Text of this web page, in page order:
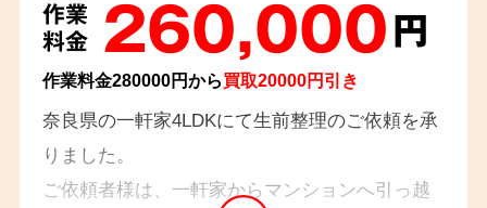
作業
料金 260,000円
作業料金280000円から買取20000円引き
奈良県の一軒家4LDKにて生前整理のご依頼を承
りました。
ご依頼者様は、一軒家からマンションへ引っ越